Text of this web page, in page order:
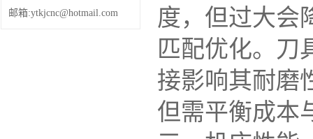
度，但过大会
匹配优化。刀
接影响其耐磨
但需平衡成本
邮箱:ytkjcnc@hotmail.com